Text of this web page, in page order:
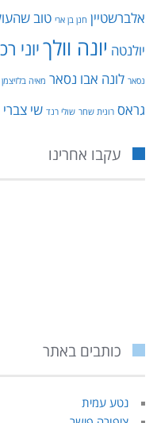
אלברשטיין חנן בן ארי טוב
יולנטה יונה וולךיוני
נסאר לונה אבו נסאר מאיה בלזיצמן
גראס רונית שחר שולי רנד שי צברי
עקבו אחרינו
כותבים באתר
נטע עמית